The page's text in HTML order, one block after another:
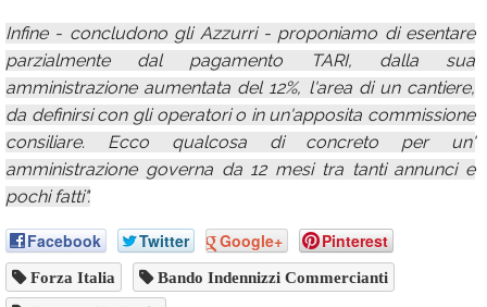
Infine - concludono gli Azzurri - proponiamo di esentare
parzialmente dal pagamento TARI, dalla sua
amministrazione aumentata del 12%, l'area di un cantiere,
da definirsi con gli operatori o in un'apposita commissione
consiliare. Ecco qualcosa di concreto per un'
amministrazione governa da 12 mesi tra tanti annunci e
pochi fatti".
Facebook Twitter Google+ Pinterest
Forza Italia Bando Indennizzi Commercianti